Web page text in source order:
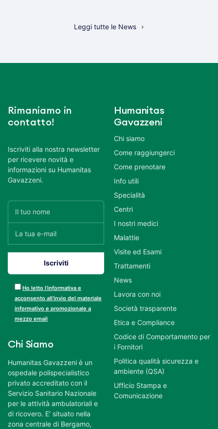
Leggi tutte le News
Rimaniamo in
contatto!
Iscriviti alla nostra newsletter
per ricevere novità e
informazioni su Humanitas
Gavazzeni.
Ho letto l’informativa e
acconsento all’invio del materiale
informativo e promozionale a
mezzo email
Chi Siamo
Humanitas Gavazzeni è un
ospedale polispecialistico
privato accreditato con il
Servizio Sanitario Nazionale
per le attività ambulatoriali e
di ricovero. E’ situato nella
zona centrale di Bergamo,
Humanitas
Gavazzeni
Chi siamo
Come raggiungerci
Come prenotare
Info utili
Specialità
Centri
I nostri medici
Malattie
Visite ed Esami
Trattamenti
News
Lavora con noi
Società trasparente
Etica e Compliance
Codice di Comportamento per
i Fornitori
Politica qualità sicurezza e
ambiente (QSA)
Ufficio Stampa e
Comunicazione